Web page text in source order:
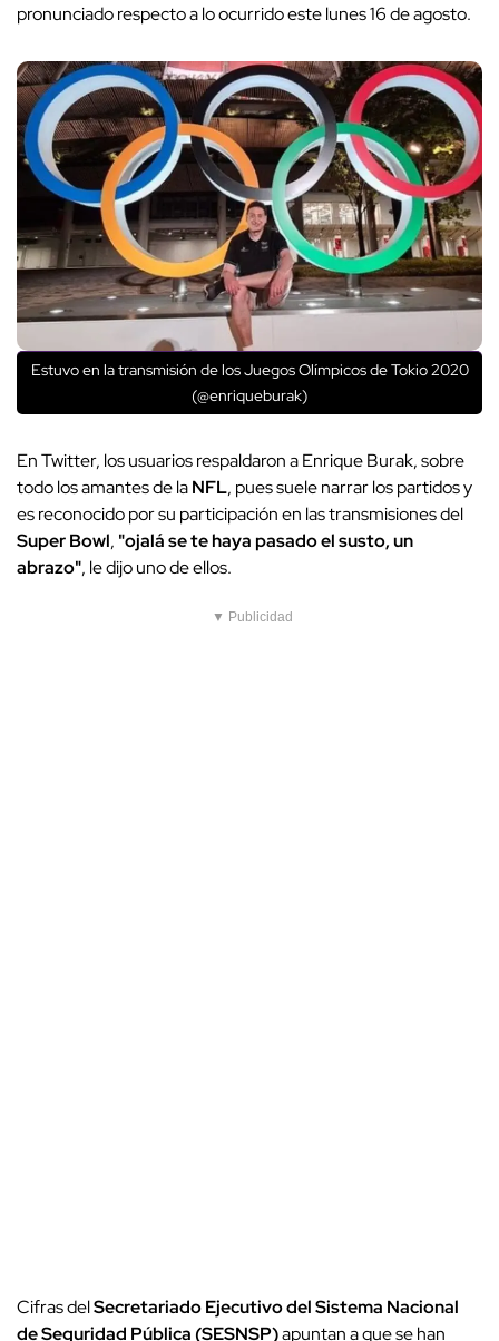
pronunciado respecto a lo ocurrido este lunes 16 de agosto.
Estuvo en la transmisión de los Juegos Olímpicos de Tokio 2020
(@enriqueburak)
En Twitter, los usuarios respaldaron a Enrique Burak, sobre
todo los amantes de laNFL, pues suele narrar los partidos y
es reconocido por su participación en las transmisiones del
Super Bowl, "ojalá se te haya pasado el susto, un
abrazo", le dijo uno de ellos.
▼ Publicidad
Cifras delSecretariado Ejecutivo del Sistema Nacional
de Seguridad Pública (SESNSP)apuntan a que se han